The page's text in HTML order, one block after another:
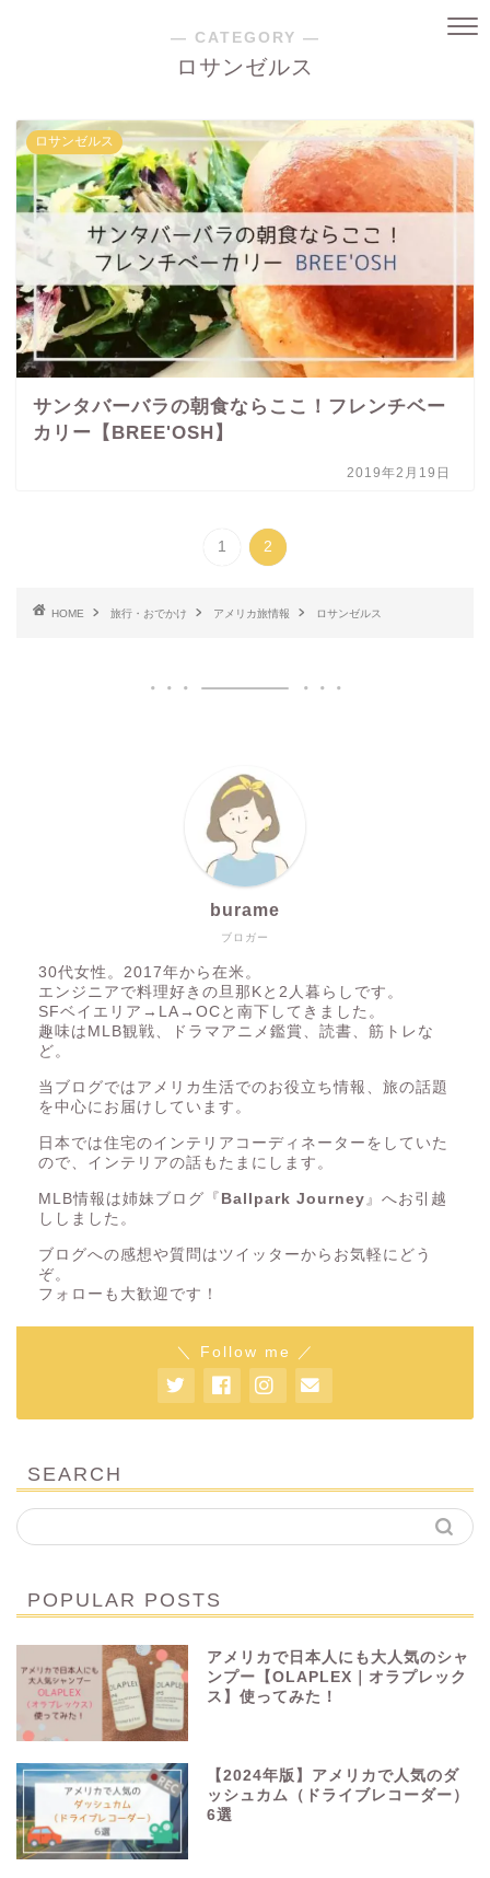
― CATEGORY ―
ロサンゼルス
ロサンゼルス
サンタバーバラの朝食ならここ！フレンチベー
カリー【BREE'OSH】
2019年2月19日
1 2
HOME 旅行・おでかけ アメリカ旅情報 ロサンゼルス
ブロガー
burame
30代女性。2017年から在米。
エンジニアで料理好きの旦那Kと2人暮らしです。
SFベイエリア→LA→OCと南下してきました。
趣味はMLB観戦、ドラマアニメ鑑賞、読書、筋トレな
ど。
当ブログではアメリカ生活でのお役立ち情報、旅の話題
を中心にお届けしています。
日本では住宅のインテリアコーディネーターをしていた
ので、インテリアの話もたまにします。
MLB情報は姉妹ブログ『 Ballpark Journey 』へお引越
ししました。
ブログへの感想や質問はツイッターからお気軽にどう
ぞ。
フォローも大歓迎です！
＼ Follow me ／
SEARCH
POPULAR POSTS
アメリカで日本人にも大人気のシャ
ンプー【OLAPLEX｜オラプレック
ス】使ってみた！
【2024年版】アメリカで人気のダ
ッシュカム（ドライブレコーダー）
6選